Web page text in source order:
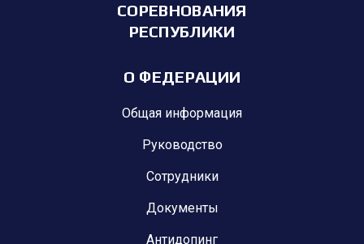
СОРЕВНОВАНИЯ
РЕСПУБЛИКИ
О ФЕДЕРАЦИИ
Общая информация
Руководство
Сотрудники
Документы
Антидопинг